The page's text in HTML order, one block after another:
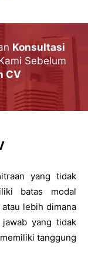
Konsultasi
Sebelum
CV
yang tidak
batas modal
lebih dimana
yang tidak
tanggung